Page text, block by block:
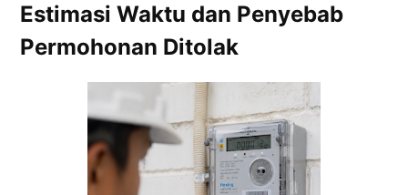
Estimasi Waktu dan Penyebab
Permohonan Ditolak